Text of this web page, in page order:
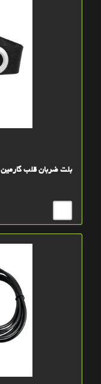
بلت ضربان قلب گارمین HRM-Pro Plus